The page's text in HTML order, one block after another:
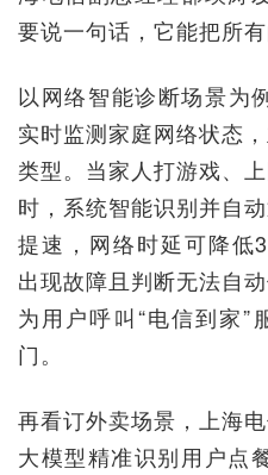
要说一句话，它能把所有
以网络智能诊断场景为
实时监测家庭网络状态
类型。当家人打游戏、
时，系统智能识别并自
提速，网络时延可降低
出现故障且判断无法自
为用户呼叫“电信到家”
门。
再看订外卖场景，上海
大模型精准识别用户点